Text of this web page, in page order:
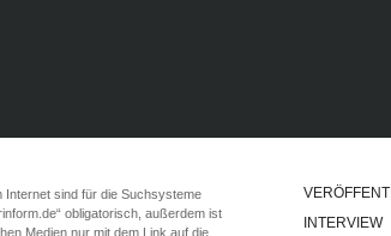
INTERVIEW
Internet sind für die Suchsysteme
obligatorisch, außerdem ist
Medien nur mit dem Link auf die